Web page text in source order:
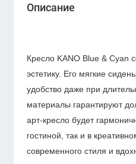
Описание
Кресло KANO Blue & Cyan
эстетику. Его мягкие
удобство даже при
материалы гарантируют
арт-кресло будет
гостиной, так и в
современного стиля и